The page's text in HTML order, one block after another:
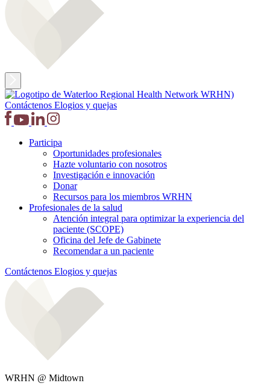
Contáctenos Elogios y quejas
Participa
Oportunidades profesionales
Hazte voluntario con nosotros
Investigación e innovación
Donar
Recursos para los miembros WRHN
Profesionales de la salud
Atención integral para optimizar la experiencia del
paciente (SCOPE)
Oficina del Jefe de Gabinete
Recomendar a un paciente
Contáctenos Elogios y quejas
WRHN @ Midtown